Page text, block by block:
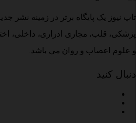
تاپ نیوز یک پایگاه برتر در زمینه نشر
پزشکی، قلب، مجاری ادراری، داخلی،
و علوم اعصاب و روان می باشد.
دنبال کنید